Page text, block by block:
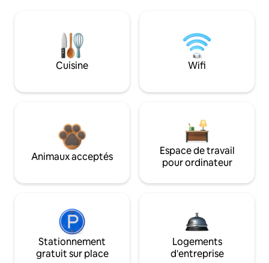
Cuisine Wifi
Animaux acceptés
Espace de travail
pour ordinateur
Stationnement
gratuit sur place
Logements
d'entreprise